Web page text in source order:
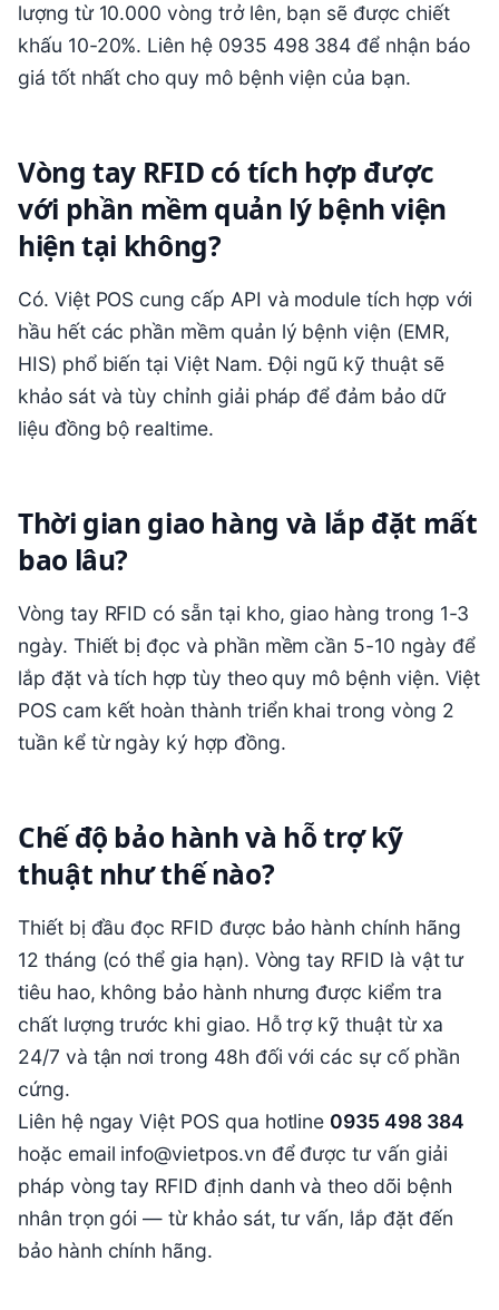
lượng từ 10.000 vòng trở lên, bạn sẽ được chiết
khấu 10-20%. Liên hệ 0935 498 384 để nhận báo
giá tốt nhất cho quy mô bệnh viện của bạn.
Vòng tay RFID có tích hợp được
với phần mềm quản lý bệnh viện
hiện tại không?
Có. Việt POS cung cấp API và module tích hợp với
hầu hết các phần mềm quản lý bệnh viện (EMR,
HIS) phổ biến tại Việt Nam. Đội ngũ kỹ thuật sẽ
khảo sát và tùy chỉnh giải pháp để đảm bảo dữ
liệu đồng bộ realtime.
Thời gian giao hàng và lắp đặt mất
bao lâu?
Vòng tay RFID có sẵn tại kho, giao hàng trong 1-3
ngày. Thiết bị đọc và phần mềm cần 5-10 ngày để
lắp đặt và tích hợp tùy theo quy mô bệnh viện. Việt
POS cam kết hoàn thành triển khai trong vòng 2
tuần kể từ ngày ký hợp đồng.
Chế độ bảo hành và hỗ trợ kỹ
thuật như thế nào?
Thiết bị đầu đọc RFID được bảo hành chính hãng
12 tháng (có thể gia hạn). Vòng tay RFID là vật tư
tiêu hao, không bảo hành nhưng được kiểm tra
chất lượng trước khi giao. Hỗ trợ kỹ thuật từ xa
24/7 và tận nơi trong 48h đối với các sự cố phần
cứng.
Liên hệ ngay Việt POS qua hotline 0935 498 384
hoặc email info@vietpos.vn để được tư vấn giải
pháp vòng tay RFID định danh và theo dõi bệnh
nhân trọn gói — từ khảo sát, tư vấn, lắp đặt đến
bảo hành chính hãng.